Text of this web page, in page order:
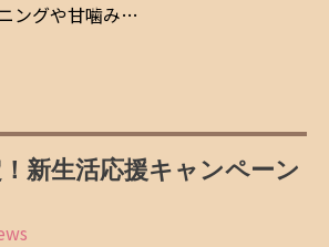
ングや甘噛み…
新生活応援キャンペーン